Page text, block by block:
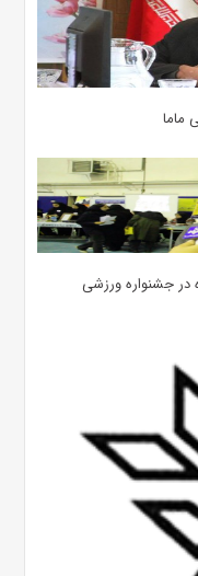
ماما
در جشنواره ورزشی